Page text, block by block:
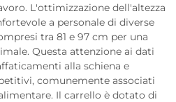
L'ottimizzazione dell'altezza
a personale di diverse
tra 81 e 97 cm per una
Questa attenzione ai dati
alla schiena e
comunemente associati
Il carrello è dotato di